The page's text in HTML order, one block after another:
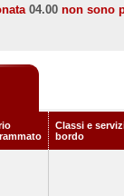
04.00 non sono
Classi e
bordo